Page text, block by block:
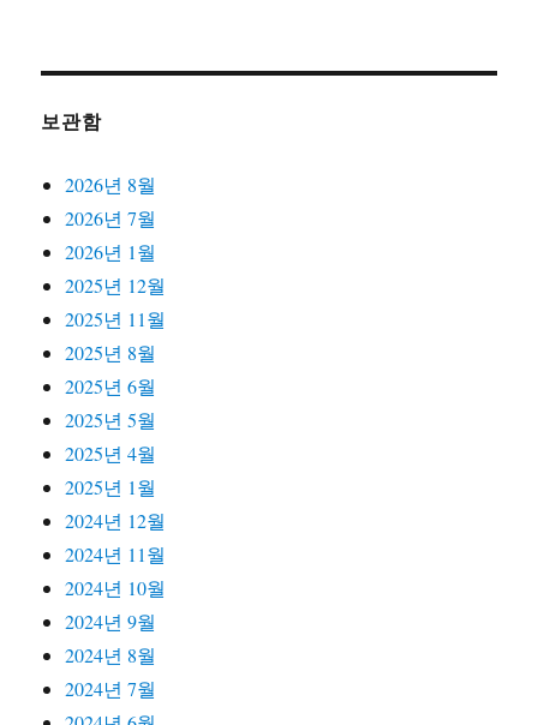
보관함
2026년 8월
2026년 7월
2026년 1월
2025년 12월
2025년 11월
2025년 8월
2025년 6월
2025년 5월
2025년 4월
2025년 1월
2024년 12월
2024년 11월
2024년 10월
2024년 9월
2024년 8월
2024년 7월